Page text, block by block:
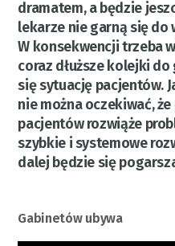
dramatem, a będzie
lekarze nie garną się do
W konsekwencji trzeba
coraz dłuższe kolejki
się sytuację pacjentów.
nie można oczekiwać,
pacjentów rozwiąże
szybkie i systemowe
dalej będzie się
Gabinetów ubywa